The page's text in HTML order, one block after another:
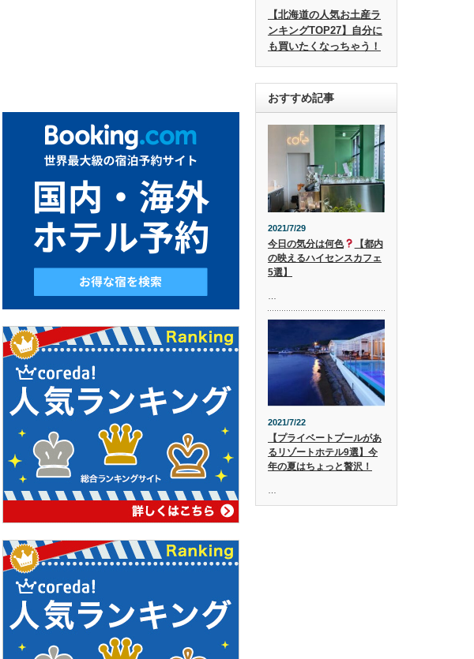
【北海道の人気お土産ラ
ンキングTOP27】自分に
も買いたくなっちゃう！
おすすめ記事
2021/7/29
今日の気分は何色
【都内
の映えるハイセンスカフェ
5選】
2021/7/22
【プライベートプールがあ
るリゾートホテル9選】今
年の夏はちょっと贅沢！